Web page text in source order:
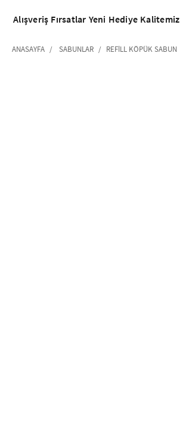
Alışveriş Fırsatlar Yeni Hediye Kalitemiz
ANASAYFA SABUNLAR REFILL KÖPÜK SABUN